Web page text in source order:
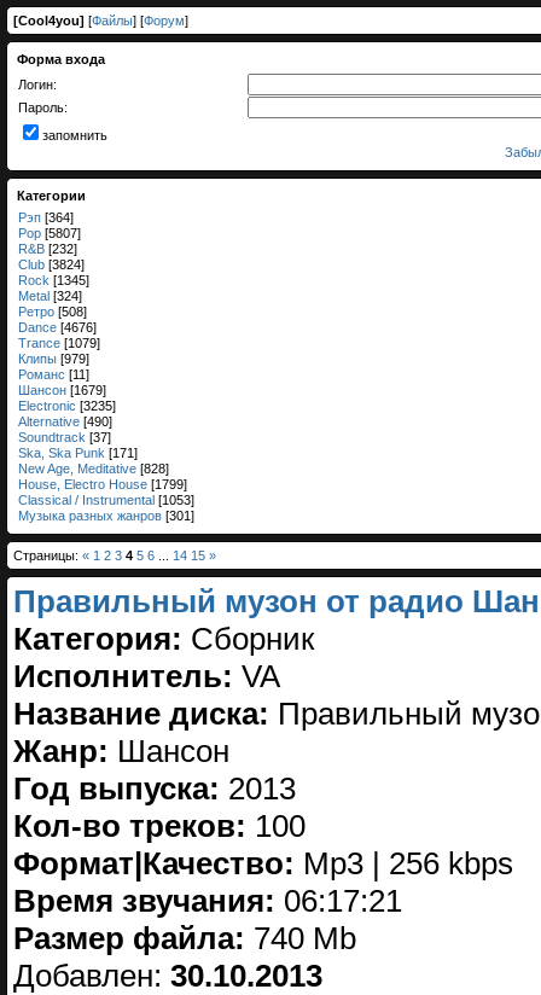
[Cool4you] [Файлы] [Форум]
Форма входа
Логин:
Пароль:
запомнить
Категории
Рэп [364]
Pop [5807]
R&B [232]
Club [3824]
Rock [1345]
Metal [324]
Ретро [508]
Dance [4676]
Trance [1079]
Клипы [979]
Романс [11]
Шансон [1679]
Electronic [3235]
Alternative [490]
Soundtrack [37]
Ska, Ska Punk [171]
New Age, Meditative [828]
House, Electro House [1799]
Classical / Instrumental [1053]
Музыка разных жанров [301]
Страницы: « 1 2 3 4 5 6 14 15 »
Правильный музон от радио
Категория: Сборник
Исполнитель: VA
Название диска: Правильный
Жанр: Шансон
Год выпуска: 2013
Кол-во треков: 100
Формат|Качество: Mp3 | 256 kbps
Время звучания: 06:17:21
Размер файла: 740 Mb
Добавлен: 30.10.2013